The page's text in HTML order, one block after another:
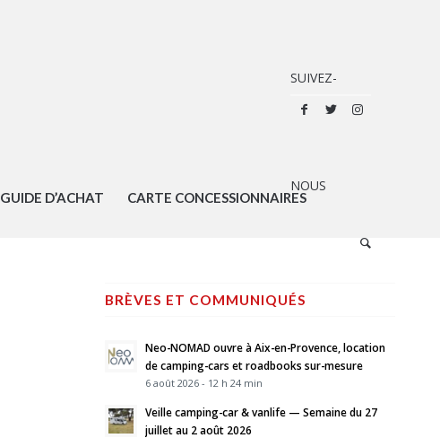
GUIDE D’ACHAT CARTE CONCESSIONNAIRES
BRÈVES ET COMMUNIQUÉS
Neo-NOMAD ouvre à Aix-en-Provence, location
de camping-cars et roadbooks sur-mesure
6 août 2026 - 12 h 24 min
Veille camping-car & vanlife — Semaine du 27
juillet au 2 août 2026